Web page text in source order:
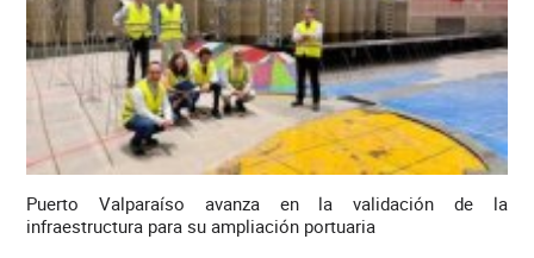
Puerto Valparaíso avanza en la validación de la
infraestructura para su ampliación portuaria